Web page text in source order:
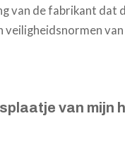
van de fabrikant dat
van
van mijn